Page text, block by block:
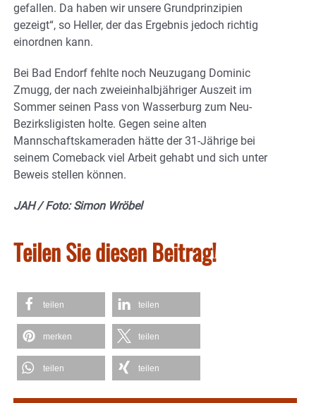
gefallen. Da haben wir unsere Grundprinzipien
gezeigt“, so Heller, der das Ergebnis jedoch richtig
einordnen kann.
Bei Bad Endorf fehlte noch Neuzugang Dominic
Zmugg, der nach zweieinhalbjähriger Auszeit im
Sommer seinen Pass von Wasserburg zum Neu-
Bezirksligisten holte. Gegen seine alten
Mannschaftskameraden hätte der 31-Jährige bei
seinem Comeback viel Arbeit gehabt und sich unter
Beweis stellen können.
JAH / Foto: Simon Wröbel
Teilen Sie diesen Beitrag!
teilen teilen
merken teilen
teilen teilen